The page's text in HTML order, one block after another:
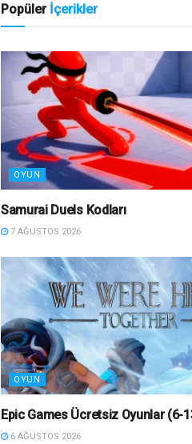
Popüler İçerikler
OYUN
Samurai Duels Kodları
7 AĞUSTOS 2026
OYUN
Epic Games Ücretsiz Oyunlar (6-
6 AĞUSTOS 2026